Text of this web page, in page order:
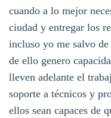
cuando a lo mejor
ciudad y entregar los
incluso yo me salvo
de ello genero
lleven adelante el
soporte a técnicos y
ellos sean capaces de